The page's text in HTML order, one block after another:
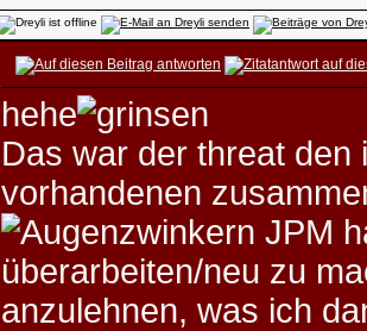
hehe
Das war der threat
vorhandenen
JPM
überarbeiten/neu zu
anzulehnen, was ich